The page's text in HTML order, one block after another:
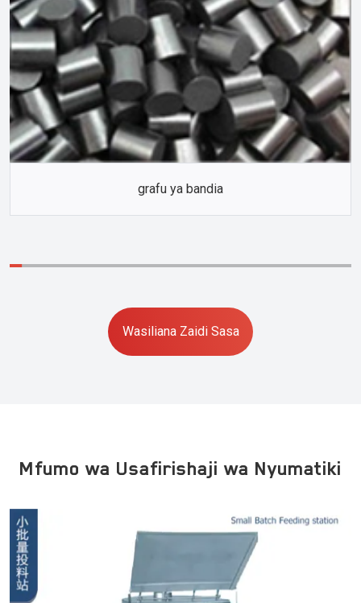
grafu ya bandia
Wasiliana Zaidi Sasa
Mfumo wa Usafirishaji wa Nyumatiki